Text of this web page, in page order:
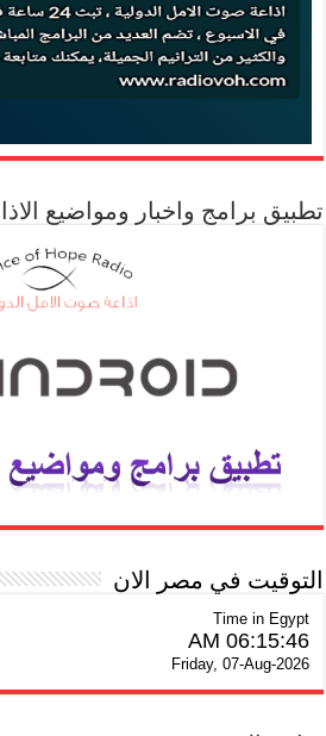
تطبيق برامج واخبار ومواضيع
التوقيت في مصر الان
Time in Egypt
06:15:47 AM
Friday, 07-Aug-2026